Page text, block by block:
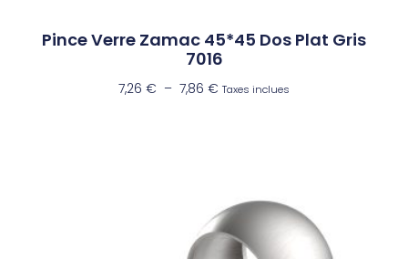
Pince Verre Zamac 45*45 Dos Plat Gris
7016
7,26 € – 7,86 € Taxes inclues